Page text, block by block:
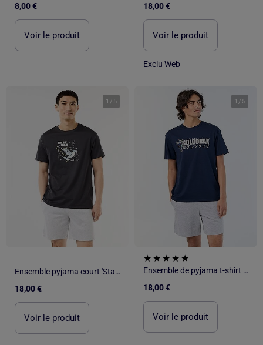
8,00 €
Voir le produit
18,00 €
Voir le produit
Exclu Web
1 / 5
Ensemble pyjama court 'Star Wars' - 2 pièces
18,00 €
Voir le produit
1 / 5
Ensemble de pyjama t-shirt + short 'Goldorak' - 2 pièces
18,00 €
Voir le produit